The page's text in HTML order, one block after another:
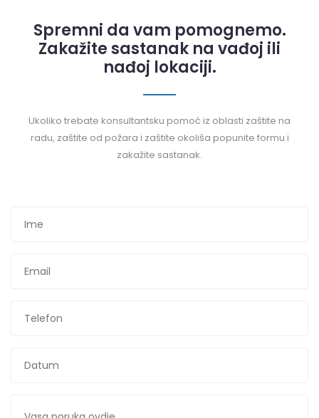
Spremni da vam pomognemo.
Zakažite sastanak na vađoj ili
nađoj lokaciji.
Ukoliko trebate konsultantsku pomoć iz oblasti zaštite na
radu, zaštite od požara i zaštite okoliša popunite formu i
zakažite sastanak.